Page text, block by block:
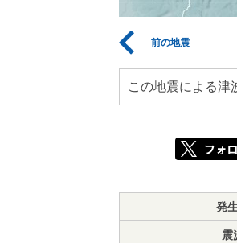
前の地震
この地震による津
発
震